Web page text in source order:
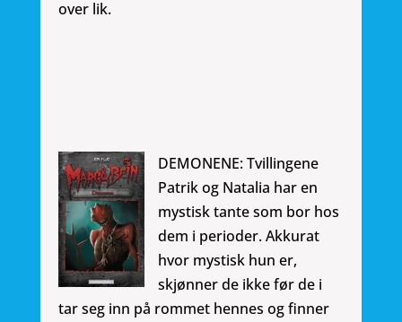
over lik.
DEMONENE: Tvillingene
Patrik og Natalia har en
mystisk tante som bor hos
dem i perioder. Akkurat
hvor mystisk hun er,
skjønner de ikke før de i
tar seg inn på rommet hennes og finner